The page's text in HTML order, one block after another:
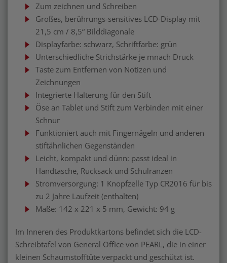
Zum zeichnen und Schreiben
Großes, berührungs-sensitives LCD-Display mit
21,5 cm / 8,5“ Bilddiagonale
Displayfarbe: schwarz, Schriftfarbe: grün
Unterschiedliche Strichstärke je mnach Druck
Taste zum Entfernen von Notizen und
Zeichnungen
Integrierte Halterung für den Stift
Öse an Tablet und Stift zum Verbinden mit einer
Schnur
Funktioniert auch mit Fingernägeln und anderen
stiftähnlichen Gegenständen
Leicht, kompakt und dünn: passt ideal in
Handtasche, Rucksack und Schulranzen
Stromversorgung: 1 Knopfzelle Typ CR2016 für bis
zu 2 Jahre Laufzeit (enthalten)
Maße: 142 x 221 x 5 mm, Gewicht: 94 g
Im Inneren des Produktkartons befindet sich die LCD-
Schreibtafel von General Office von PEARL, die in einer
kleinen Schaumstofftüte verpackt und geschützt ist.